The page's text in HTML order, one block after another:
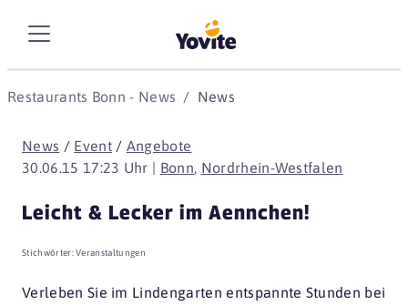
Restaurants Bonn - News News
News / Event/ Angebote
30.06.15 17:23 Uhr | Bonn, Nordrhein-Westfalen
Leicht & Lecker im Aennchen!
Stichwörter:Veranstaltungen
Verleben Sie im Lindengarten entspannte Stunden bei